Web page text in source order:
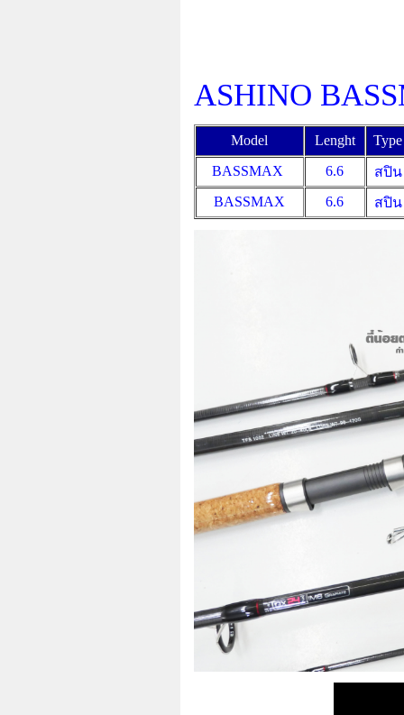
ASHINO
Model Lenght
Type
BASSMAX
6.6
สปิน
BASSMAX
6.6 สปิน